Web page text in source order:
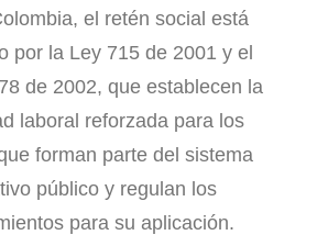
el retén social está
por la Ley 715 de 2001 y el
de 2002, que establecen la
laboral reforzada para los
forman parte del sistema
público y regulan los
para su aplicación.